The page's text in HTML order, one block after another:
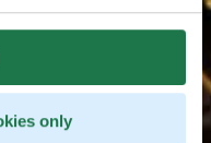
only